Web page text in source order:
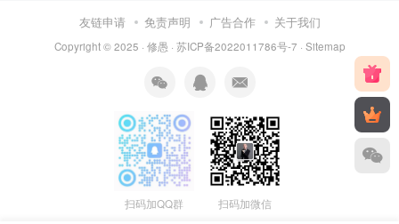
友链申请 免责声明 广告合作 关于我们
Copyright © 2025 · 修愚 · 苏ICP备2022011786号-7 · Sitemap
扫码加QQ群 扫码加微信